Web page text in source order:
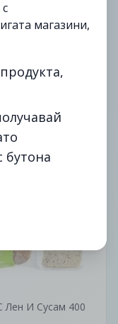
Tsar Lager 6 Бр Х
Лен И Сусам 400
магазини,
бутона